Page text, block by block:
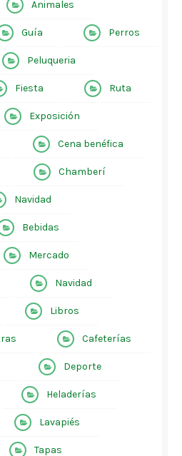
Animales
Guía Perros
Peluqueria
Fiesta Ruta
Exposición
Cena benéfica
Chamberí
Navidad
Bebidas
Mercado
Navidad
Libros
Cafeterías
Deporte
Heladerías
Lavapiés
Tapas